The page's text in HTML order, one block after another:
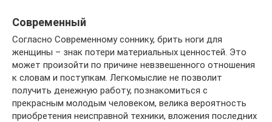
Современный
Согласно Современному соннику, брить ноги для
женщины – знак потери материальных ценностей. Это
может произойти по причине невзвешенного отношения
к словам и поступкам. Легкомыслие не позволит
получить денежную работу, познакомиться с
прекрасным молодым человеком, велика вероятность
приобретения неисправной техники, вложения последних